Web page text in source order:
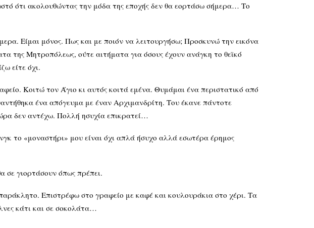
ότι ακολουθώντας την μόδα της εποχής δεν θα εορτάσω σήμερα… Το
Είμαι μόνος. Πως και με ποιόν να λειτουργήσω; Προσκυνώ την εικόνα
της Μητροπόλεως, ούτε αιτήματα για όσους έχουν ανάγκη το θεϊκό
είτε όχι.
Κοιτώ τον Άγιο κι αυτός κοιτά εμένα. Θυμάμαι ένα περιστατικό από
ένα απόγευμα με έναν Αρχιμανδρίτη. Του έκανε πάντοτε
δεν αντέχω. Πολλή ησυχία επικρατεί…
το «μοναστήρι» μου είναι όχι απλά ήσυχο αλλά εσωτέρα έρημος
γιορτάσουν όπως πρέπει.
Επιστρέφω στο γραφείο με καφέ και κουλουράκια στο χέρι. Τα
κάτι και σε σοκολάτα…